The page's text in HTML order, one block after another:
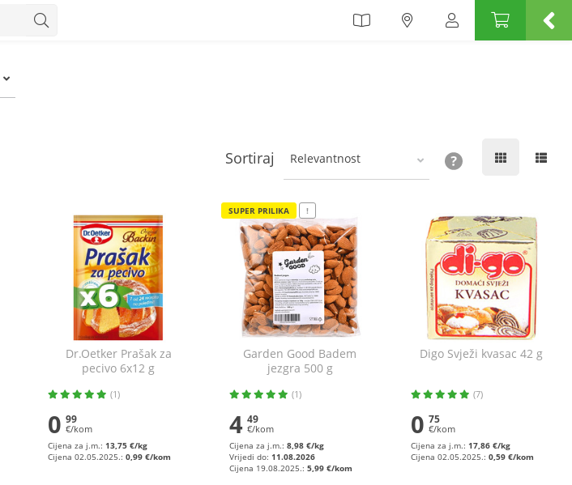
Sortiraj Relevantnost
Dr.Oetker Prašak za
pecivo 6x12 g
(1)
0 99
€/kom
Cijena za j.m.: 13,75 €/kg
Cijena 02.05.2025.: 0,99 €/kom
SUPER PRILIKA !
Garden Good Badem
jezgra 500 g
(1)
4 49
€/kom
Cijena za j.m.: 8,98 €/kg
Vrijedi do: 11.08.2026
Cijena 19.08.2025.: 5,99 €/kom
Digo Svježi kvasac 42 g
(7)
0 75
€/kom
Cijena za j.m.: 17,86 €/kg
Cijena 02.05.2025.: 0,59 €/kom